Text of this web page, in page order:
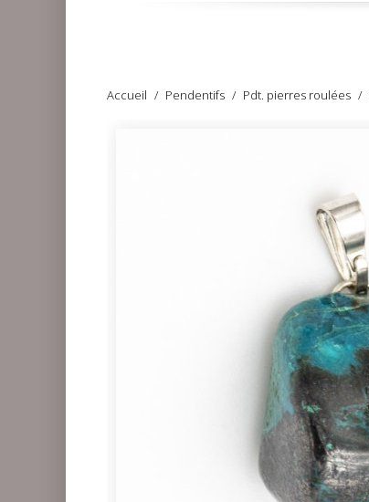
Accueil Pendentifs Pdt. pierres roulées